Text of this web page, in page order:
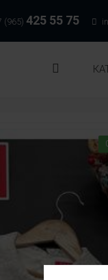
(965) 425 55 75